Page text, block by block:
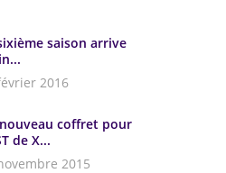
saison arrive
2016
coffret pour
de X...
2015